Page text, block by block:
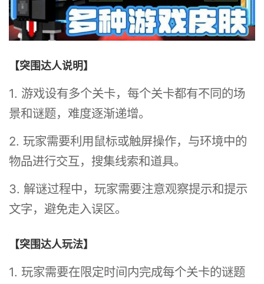
【突围达人说明】
1. 游戏设有多个关卡，每个关卡都有不同的场
景和谜题，难度逐渐递增。
2. 玩家需要利用鼠标或触屏操作，与环境中的
物品进行交互，搜集线索和道具。
3. 解谜过程中，玩家需要注意观察提示和提示
文字，避免走入误区。
【突围达人玩法】
1. 玩家需要在限定时间内完成每个关卡的谜题